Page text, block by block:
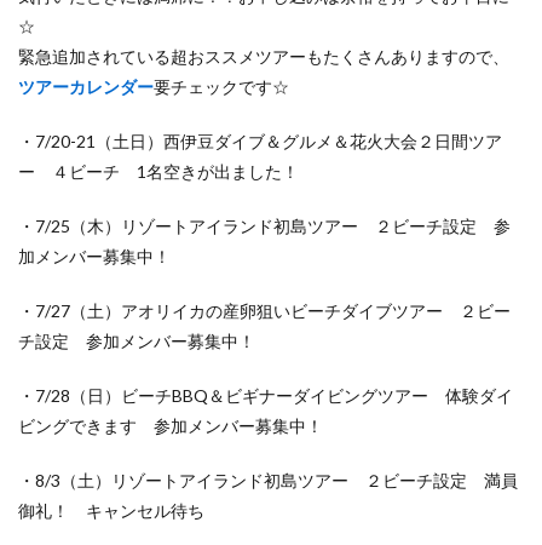
☆
緊急追加されている超おススメツアーもたくさんありますので、
ツアーカレンダー要チェックです☆
・7/20-21（土日）西伊豆ダイブ＆グルメ＆花火大会２日間ツア
ー ４ビーチ 1名空きが出ました！
・7/25（木）リゾートアイランド初島ツアー ２ビーチ設定 参
加メンバー募集中！
・7/27（土）アオリイカの産卵狙いビーチダイブツアー ２ビー
チ設定 参加メンバー募集中！
・7/28（日）ビーチBBQ＆ビギナーダイビングツアー 体験ダイ
ビングできます 参加メンバー募集中！
・8/3（土）リゾートアイランド初島ツアー ２ビーチ設定 満員
御礼！ キャンセル待ち